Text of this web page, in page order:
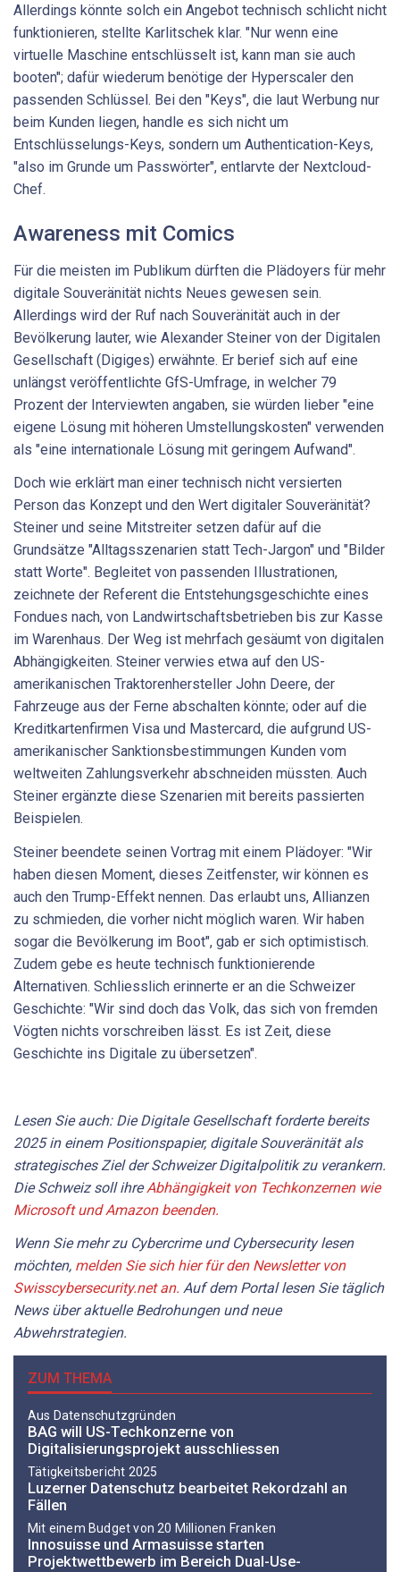
Allerdings könnte solch ein Angebot technisch schlicht nicht
funktionieren, stellte Karlitschek klar. "Nur wenn eine
virtuelle Maschine entschlüsselt ist, kann man sie auch
booten"; dafür wiederum benötige der Hyperscaler den
passenden Schlüssel. Bei den "Keys", die laut Werbung nur
beim Kunden liegen, handle es sich nicht um
Entschlüsselungs-Keys, sondern um Authentication-Keys,
"also im Grunde um Passwörter", entlarvte der Nextcloud-
Chef.
Awareness mit Comics
Für die meisten im Publikum dürften die Plädoyers für mehr
digitale Souveränität nichts Neues gewesen sein.
Allerdings wird der Ruf nach Souveränität auch in der
Bevölkerung lauter, wie Alexander Steiner von der Digitalen
Gesellschaft (Digiges) erwähnte. Er berief sich auf eine
unlängst veröffentlichte GfS-Umfrage, in welcher 79
Prozent der Interviewten angaben, sie würden lieber "eine
eigene Lösung mit höheren Umstellungskosten" verwenden
als "eine internationale Lösung mit geringem Aufwand".
Doch wie erklärt man einer technisch nicht versierten
Person das Konzept und den Wert digitaler Souveränität?
Steiner und seine Mitstreiter setzen dafür auf die
Grundsätze "Alltagsszenarien statt Tech-Jargon" und "Bilder
statt Worte". Begleitet von passenden Illustrationen,
zeichnete der Referent die Entstehungsgeschichte eines
Fondues nach, von Landwirtschaftsbetrieben bis zur Kasse
im Warenhaus. Der Weg ist mehrfach gesäumt von digitalen
Abhängigkeiten. Steiner verwies etwa auf den US-
amerikanischen Traktorenhersteller John Deere, der
Fahrzeuge aus der Ferne abschalten könnte; oder auf die
Kreditkartenfirmen Visa und Mastercard, die aufgrund US-
amerikanischer Sanktionsbestimmungen Kunden vom
weltweiten Zahlungsverkehr abschneiden müssten. Auch
Steiner ergänzte diese Szenarien mit bereits passierten
Beispielen.
Steiner beendete seinen Vortrag mit einem Plädoyer: "Wir
haben diesen Moment, dieses Zeitfenster, wir können es
auch den Trump-Effekt nennen. Das erlaubt uns, Allianzen
zu schmieden, die vorher nicht möglich waren. Wir haben
sogar die Bevölkerung im Boot", gab er sich optimistisch.
Zudem gebe es heute technisch funktionierende
Alternativen. Schliesslich erinnerte er an die Schweizer
Geschichte: "Wir sind doch das Volk, das sich von fremden
Vögten nichts vorschreiben lässt. Es ist Zeit, diese
Geschichte ins Digitale zu übersetzen".
Lesen Sie auch: Die Digitale Gesellschaft forderte bereits
2025 in einem Positionspapier, digitale Souveränität als
strategisches Ziel der Schweizer Digitalpolitik zu verankern.
Die Schweiz soll ihreAbhängigkeit von Techkonzernen wie
Microsoft und Amazon beenden.
Wenn Sie mehr zu Cybercrime und Cybersecurity lesen
möchten, melden Sie sich hier für den Newsletter von
Swisscybersecurity.net an. Auf dem Portal lesen Sie täglich
News über aktuelle Bedrohungen und neue
Abwehrstrategien.
ZUM THEMA
Aus Datenschutzgründen
BAG will US-Techkonzerne von
Digitalisierungsprojekt ausschliessen
Tätigkeitsbericht 2025
Luzerner Datenschutz bearbeitet Rekordzahl an
Fällen
Mit einem Budget von 20 Millionen Franken
Innosuisse und Armasuisse starten
Projektwettbewerb im Bereich Dual-Use-